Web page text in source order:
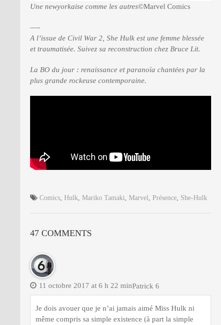
Une newyorkaise comme les autres©Marvel Comics
—-
A l’issue de Civil War 2, She Hulk est une femme blessée
et traumatisée. Suivez sa reconstruction chez Bruce Lit.
La BO du jour : renaissance et paranoïa chantées par la
plus grande rockeuse contemporaine.
Comics Hulk Mariko Tamaki Marvel Présence She-Hulk
47 COMMENTS
Patrick 6
11 octobre 2017 at 6 h 22 min
Je dois avouer que je n’ai jamais aimé Miss Hulk ni
même compris sa simple existence (à part la simple